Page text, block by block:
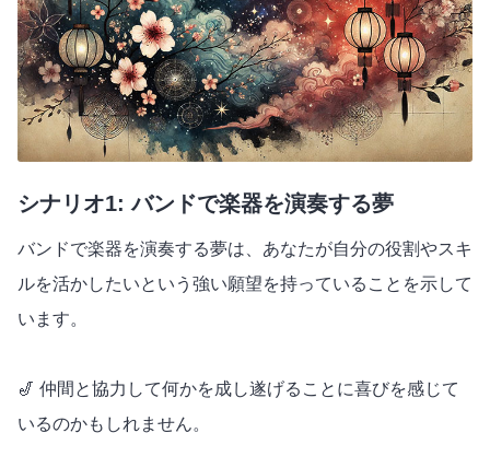
シナリオ1: バンドで楽器を演奏する夢
バンドで楽器を演奏する夢は、あなたが自分の役割やスキ
ルを活かしたいという強い願望を持っていることを示して
います。
🎷 仲間と協力して何かを成し遂げることに喜びを感じて
いるのかもしれません。